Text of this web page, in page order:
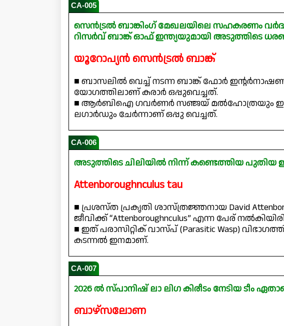
CA-005
സെൻട്രൽ ബാങ്കിംഗ് മേഖലയിലെ സഹകരണം
റിസർവ് ബാങ്ക് ഓഫ് ഇന്ത്യയുമായി അടുത്തിടെ
യൂറോപ്യൻ സെൻട്രൽ ബാങ്ക്
■ ബാസലിൽ വെച്ച് നടന്ന ബാങ്ക് ഫോർ
യോഗത്തിലാണ് കരാർ ഒപ്പുവെച്ചത്.
■ ആർബിഐ ഗവർണർ സഞ്ജയ് മൽഹോത്രയും
ലഗാർഡും ചേർന്നാണ് ഒപ്പു വെച്ചത്.
CA-006
അടുത്തിടെ ചിലിയിൽ നിന്ന് കണ്ടെത്തിയ
Attenboroughnculus tau
■ പ്രശസ്ത പ്രകൃതി ശാസ്ത്രജ്ഞനായ David
ജീവിക്ക് “Attenboroughnculus” എന്ന പേര്
■ ഇത് പരാസിറ്റിക് വാസ്പ് (Parasitic Wasp)
കടന്നൽ ഇനമാണ്.
CA-007
2026 ൽ സ്പാനിഷ് ലാ ലിഗ കിരീടം നേടിയ ടീം
ബാഴ്‌സലോണ